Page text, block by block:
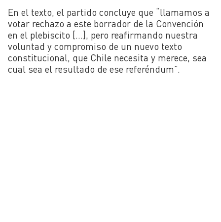
En el texto, el partido concluye que “llamamos a
votar rechazo a este borrador de la Convención
en el plebiscito […], pero reafirmando nuestra
voluntad y compromiso de un nuevo texto
constitucional, que Chile necesita y merece, sea
cual sea el resultado de ese referéndum”.